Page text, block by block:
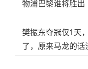
物浦巴黎谁将胜出
樊振东夺冠仅1天
了，原来马龙的话